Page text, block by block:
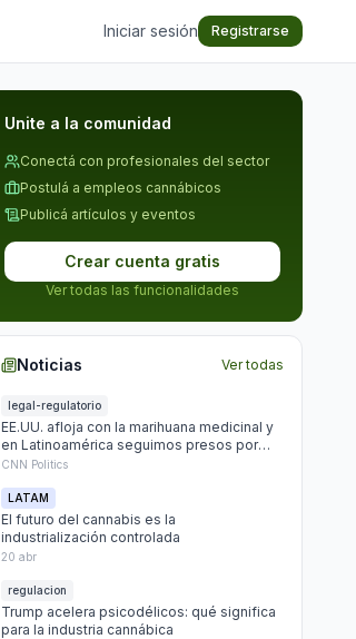
Iniciar sesión Registrarse
Unite a la comunidad
Conectá con profesionales del sector
Postulá a empleos cannábicos
Publicá artículos y eventos
Crear cuenta gratis
Ver todas las funcionalidades
Noticias Ver todas
legal-regulatorio
EE.UU. afloja con la marihuana medicinal y
en Latinoamérica seguimos presos por
plantar
CNN Politics
LATAM
El futuro del cannabis es la
industrialización controlada
20 abr
regulacion
Trump acelera psicodélicos: qué significa
para la industria cannábica